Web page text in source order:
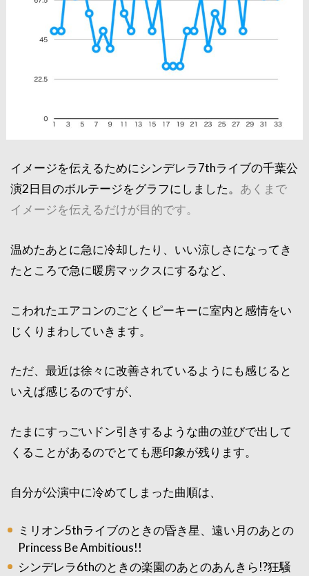
イメージを伝えるためにシンデレラ7thライブの千葉公
演2日目のボルテージをグラフにしました。 あくまで
イメージを伝えるだけが目的です。
温めたあとに急に冷却したり、いい涼しさになってき
たところで急に暖房マックスにするなど、
こわれたエアコンのごとくピーキーに室内と感情をい
じくりまわしていきます。
ただ、最近は徐々に改善されているようにも感じると
いえば感じるのですが、
たまにすっごいドン引きするような曲の並びで出して
くることがあるのでとても悪印象が残ります。
自分が公演中に冷めてしまった曲順は、
ミリオン5thライブのときの昏き星、遠い月のあとの
Princess Be Ambitious!!
シンデレラ6thのときの楽園のあとのあんきら!?狂騒